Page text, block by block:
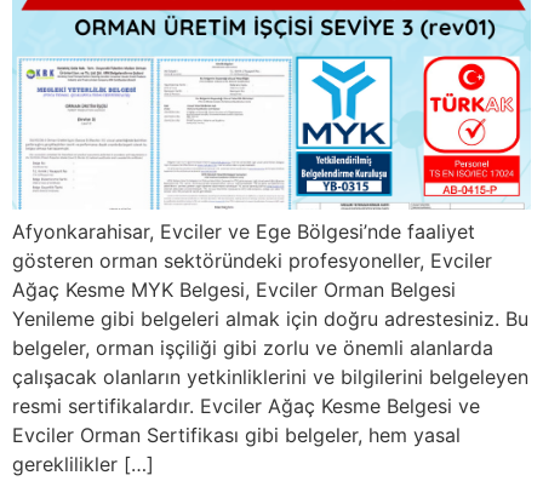
Afyonkarahisar, Evciler ve Ege Bölgesi’nde faaliyet
gösteren orman sektöründeki profesyoneller, Evciler
Ağaç Kesme MYK Belgesi, Evciler Orman Belgesi
Yenileme gibi belgeleri almak için doğru adrestesiniz. Bu
belgeler, orman işçiliği gibi zorlu ve önemli alanlarda
çalışacak olanların yetkinliklerini ve bilgilerini belgeleyen
resmi sertifikalardır. Evciler Ağaç Kesme Belgesi ve
Evciler Orman Sertifikası gibi belgeler, hem yasal
gereklilikler […]